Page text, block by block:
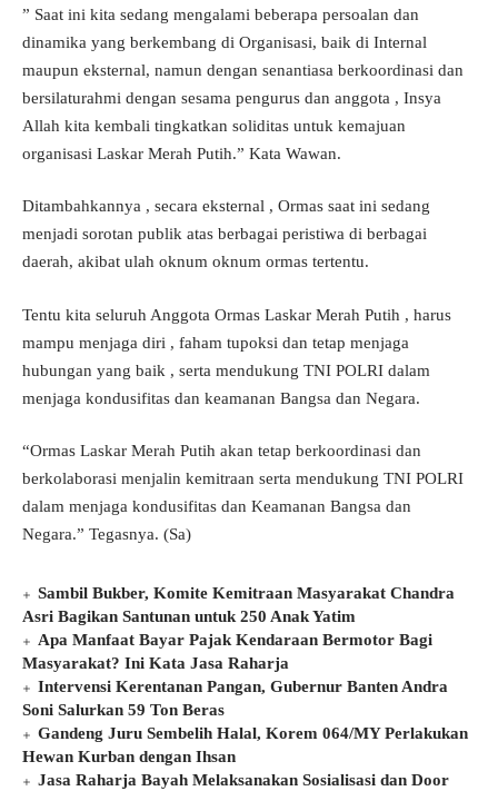
” Saat ini kita sedang mengalami beberapa persoalan dan
dinamika yang berkembang di Organisasi, baik di Internal
maupun eksternal, namun dengan senantiasa berkoordinasi dan
bersilaturahmi dengan sesama pengurus dan anggota , Insya
Allah kita kembali tingkatkan soliditas untuk kemajuan
organisasi Laskar Merah Putih.” Kata Wawan.
Ditambahkannya , secara eksternal , Ormas saat ini sedang
menjadi sorotan publik atas berbagai peristiwa di berbagai
daerah, akibat ulah oknum oknum ormas tertentu.
Tentu kita seluruh Anggota Ormas Laskar Merah Putih , harus
mampu menjaga diri , faham tupoksi dan tetap menjaga
hubungan yang baik , serta mendukung TNI POLRI dalam
menjaga kondusifitas dan keamanan Bangsa dan Negara.
“Ormas Laskar Merah Putih akan tetap berkoordinasi dan
berkolaborasi menjalin kemitraan serta mendukung TNI POLRI
dalam menjaga kondusifitas dan Keamanan Bangsa dan
Negara.” Tegasnya. (Sa)
Sambil Bukber, Komite Kemitraan Masyarakat Chandra
Asri Bagikan Santunan untuk 250 Anak Yatim
Apa Manfaat Bayar Pajak Kendaraan Bermotor Bagi
Masyarakat? Ini Kata Jasa Raharja
Intervensi Kerentanan Pangan, Gubernur Banten Andra
Soni Salurkan 59 Ton Beras
Gandeng Juru Sembelih Halal, Korem 064/MY Perlakukan
Hewan Kurban dengan Ihsan
Jasa Raharja Bayah Melaksanakan Sosialisasi dan Door